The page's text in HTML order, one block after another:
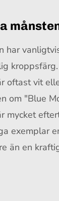
har
oftast vit
om "Blue
mycket
exemplar
än en